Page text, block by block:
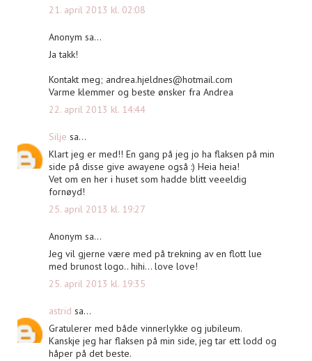
21. april 2013 kl. 02:08
Anonym sa...
Ja takk!
Kontakt meg; andrea.hjeldnes@hotmail.com
Varme klemmer og beste ønsker fra Andrea
22. april 2013 kl. 14:44
Silje sa...
Klart jeg er med!! En gang på jeg jo ha flaksen på min
side på disse give awayene også :) Heia heia!
Vet om en her i huset som hadde blitt veeeldig
fornøyd!
25. april 2013 kl. 19:27
Anonym sa...
Jeg vil gjerne være med på trekning av en flott lue
med brunost logo.. hihi... love love!
25. april 2013 kl. 19:35
astrid sa...
Gratulerer med både vinnerlykke og jubileum.
Kanskje jeg har flaksen på min side, jeg tar ett lodd og
håper på det beste.